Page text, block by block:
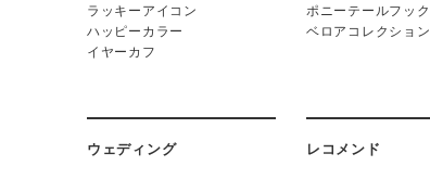
ラッキーアイコン
ハッピーカラー
イヤーカフ
ポニーテールフック
ベロアコレクション
ウェディング レコメンド